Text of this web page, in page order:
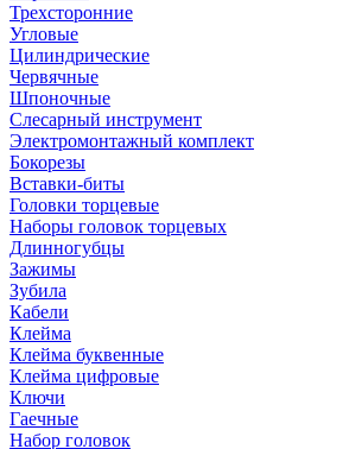
Трехсторонние
Угловые
Цилиндрические
Червячные
Шпоночные
Слесарный инструмент
Электромонтажный комплект
Бокорезы
Вставки-биты
Головки торцевые
Наборы головок торцевых
Длинногубцы
Зажимы
Зубила
Кабели
Клейма
Клейма буквенные
Клейма цифровые
Ключи
Гаечные
Набор головок